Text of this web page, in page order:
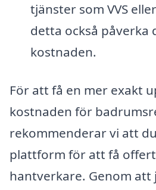
tjänster som VVS
detta också påverka
kostnaden.
För att få en mer exakt
kostnaden för
rekommenderar vi att
plattform för att få
hantverkare. Genom att